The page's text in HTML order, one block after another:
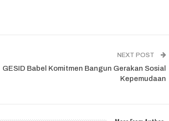
NEXT POST
GESID Babel Komitmen Bangun Gerakan Sosial
Kepemudaan